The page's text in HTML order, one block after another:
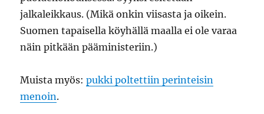
jalkaleikkaus. (Mikä onkin viisasta ja oikein.
Suomen tapaisella köyhällä maalla ei ole varaa
näin pitkään pääministeriin.)
Muista myös:pukki poltettiin perinteisin
menoin.